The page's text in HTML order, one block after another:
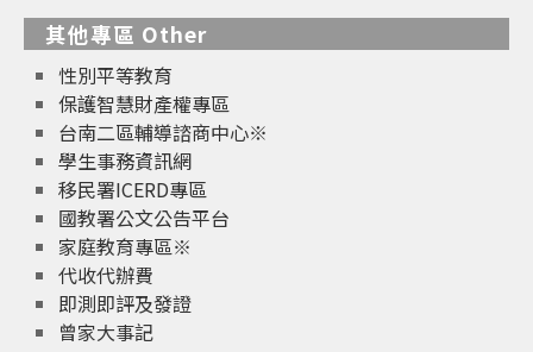
其他專區 Other
性別平等教育
保護智慧財產權專區
台南二區輔導諮商中心※
學生事務資訊網
移民署ICERD專區
國教署公文公告平台
家庭教育專區※
代收代辦費
即測即評及發證
曾家大事記